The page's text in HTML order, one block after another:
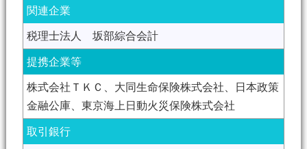
関連企業
税理士法人 坂部綜合会計
提携企業等
株式会社ＴＫＣ、大同生命保険株式会社、日本政策
金融公庫、東京海上日動火災保険株式会社
取引銀行